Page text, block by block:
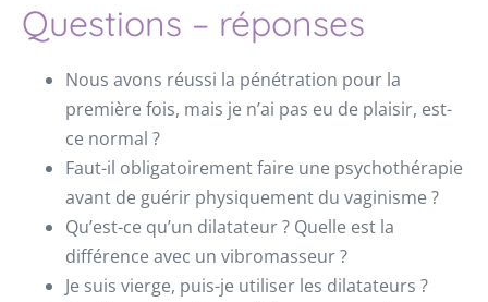
Questions – réponses
Nous avons réussi la pénétration pour la
première fois, mais je n’ai pas eu de plaisir, est-
ce normal ?
Faut-il obligatoirement faire une psychothérapie
avant de guérir physiquement du vaginisme ?
Qu’est-ce qu’un dilatateur ? Quelle est la
différence avec un vibromasseur ?
Je suis vierge, puis-je utiliser les dilatateurs ?